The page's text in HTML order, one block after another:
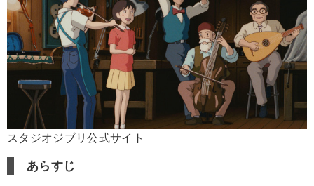
スタジオジブリ公式サイト
あらすじ